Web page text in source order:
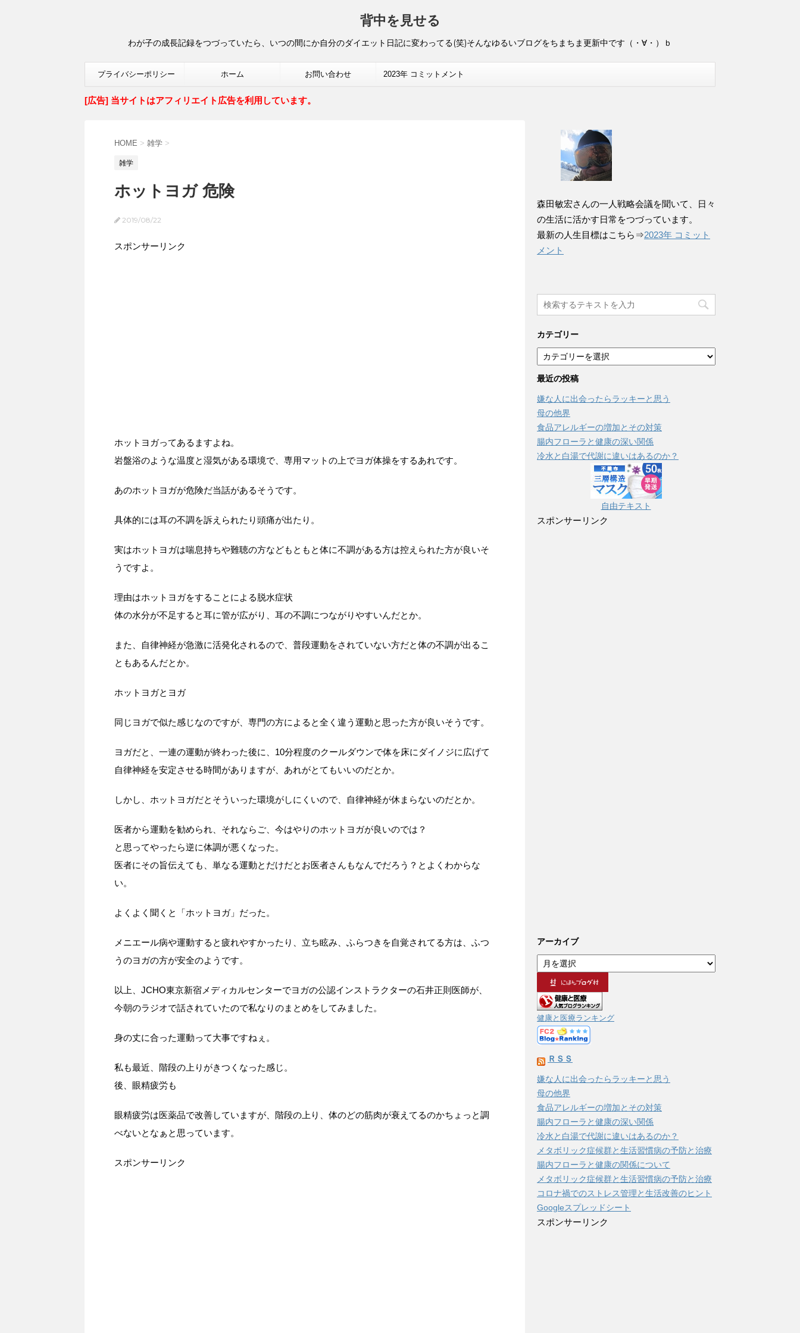
背中を見せる
わが子の成長記録をつづっていたら、いつの間にか自分のダイエット日記に変わってる(笑)そんなゆるいブログをちまちま更新中です（・∀・）ｂ
プライバシーポリシー ホーム お問い合わせ 2023年 コミットメント
[広告] 当サイトはアフィリエイト広告を利用しています。
HOME > 雑学 >
雑学
ホットヨガ 危険
2019/08/22
スポンサーリンク
ホットヨガってあるますよね。
岩盤浴のような温度と湿気がある環境で、専用マットの上でヨガ体操をするあれです。
あのホットヨガが危険だ当話があるそうです。
具体的には耳の不調を訴えられたり頭痛が出たり。
実はホットヨガは喘息持ちや難聴の方などもともと体に不調がある方は控えられた方が良いそ
うですよ。
理由はホットヨガをすることによる脱水症状
体の水分が不足すると耳に管が広がり、耳の不調につながりやすいんだとか。
また、自律神経が急激に活発化されるので、普段運動をされていない方だと体の不調が出るこ
ともあるんだとか。
ホットヨガとヨガ
同じヨガで似た感じなのですが、専門の方によると全く違う運動と思った方が良いそうです。
ヨガだと、一連の運動が終わった後に、10分程度のクールダウンで体を床にダイノジに広げて
自律神経を安定させる時間がありますが、あれがとてもいいのだとか。
しかし、ホットヨガだとそういった環境がしにくいので、自律神経が休まらないのだとか。
医者から運動を勧められ、それならご、今はやりのホットヨガが良いのでは？
と思ってやったら逆に体調が悪くなった。
医者にその旨伝えても、単なる運動とだけだとお医者さんもなんでだろう？とよくわからな
い。
よくよく聞くと「ホットヨガ」だった。
メニエール病や運動すると疲れやすかったり、立ち眩み、ふらつきを自覚されてる方は、ふつ
うのヨガの方が安全のようです。
以上、JCHO東京新宿メディカルセンターでヨガの公認インストラクターの石井正則医師が、
今朝のラジオで話されていたので私なりのまとめをしてみました。
身の丈に合った運動って大事ですねぇ。
私も最近、階段の上りがきつくなった感じ。
後、眼精疲労も
眼精疲労は医薬品で改善していますが、階段の上り、体のどの筋肉が衰えてるのかちょっと調
べないとなぁと思っています。
スポンサーリンク
森田敏宏さんの一人戦略会議を聞いて、日々
の生活に活かす日常をつづっています。
最新の人生目標はこちら⇒2023年 コミット
メント
カテゴリー
カ
テ
ゴ
リ
ー
最近の投稿
嫌な人に出会ったらラッキーと思う
母の他界
食品アレルギーの増加とその対策
腸内フローラと健康の深い関係
冷水と白湯で代謝に違いはあるのか？
自由テキスト
スポンサーリンク
アーカイブ
ー
カ
イ
ブ
健康と医療ランキング
ＲＳＳ
嫌な人に出会ったらラッキーと思う
母の他界
食品アレルギーの増加とその対策
腸内フローラと健康の深い関係
冷水と白湯で代謝に違いはあるのか？
メタボリック症候群と生活習慣病の予防と治療
腸内フローラと健康の関係について
メタボリック症候群と生活習慣病の予防と治療
コロナ禍でのストレス管理と生活改善のヒント
Googleスプレッドシート
スポンサーリンク